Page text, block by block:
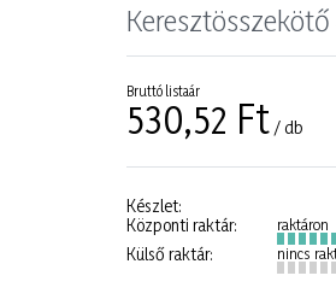
Keresztösszekötő
Bruttó listaár
530,52 Ft / db
Készlet:
Központi raktár:
raktáron
Külső raktár: nincs